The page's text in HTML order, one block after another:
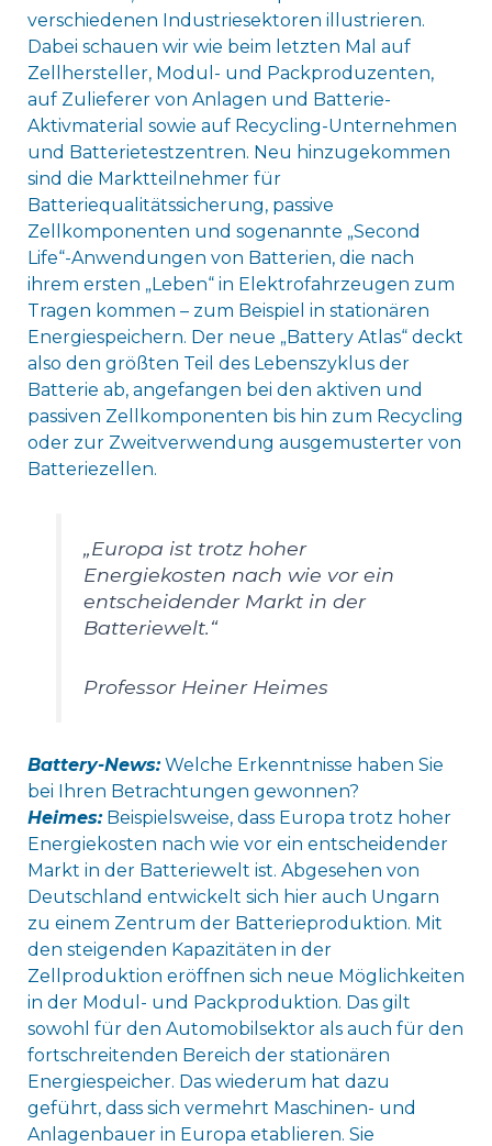
verschiedenen Industriesektoren illustrieren.
Dabei schauen wir wie beim letzten Mal auf
Zellhersteller, Modul- und Packproduzenten,
auf Zulieferer von Anlagen und Batterie-
Aktivmaterial sowie auf Recycling-Unternehmen
und Batterietestzentren. Neu hinzugekommen
sind die Marktteilnehmer für
Batteriequalitätssicherung, passive
Zellkomponenten und sogenannte „Second
Life“-Anwendungen von Batterien, die nach
ihrem ersten „Leben“ in Elektrofahrzeugen zum
Tragen kommen – zum Beispiel in stationären
Energiespeichern. Der neue „Battery Atlas“ deckt
also den größten Teil des Lebenszyklus der
Batterie ab, angefangen bei den aktiven und
passiven Zellkomponenten bis hin zum Recycling
oder zur Zweitverwendung ausgemusterter von
Batteriezellen.
„Europa ist trotz hoher
Energiekosten nach wie vor ein
entscheidender Markt in der
Batteriewelt.“
Professor Heiner Heimes
Battery-News:Welche Erkenntnisse haben Sie
bei Ihren Betrachtungen gewonnen?
Heimes:Beispielsweise, dass Europa trotz hoher
Energiekosten nach wie vor ein entscheidender
Markt in der Batteriewelt ist. Abgesehen von
Deutschland entwickelt sich hier auch Ungarn
zu einem Zentrum der Batterieproduktion. Mit
den steigenden Kapazitäten in der
Zellproduktion eröffnen sich neue Möglichkeiten
in der Modul- und Packproduktion. Das gilt
sowohl für den Automobilsektor als auch für den
fortschreitenden Bereich der stationären
Energiespeicher. Das wiederum hat dazu
geführt, dass sich vermehrt Maschinen- und
Anlagenbauer in Europa etablieren. Sie